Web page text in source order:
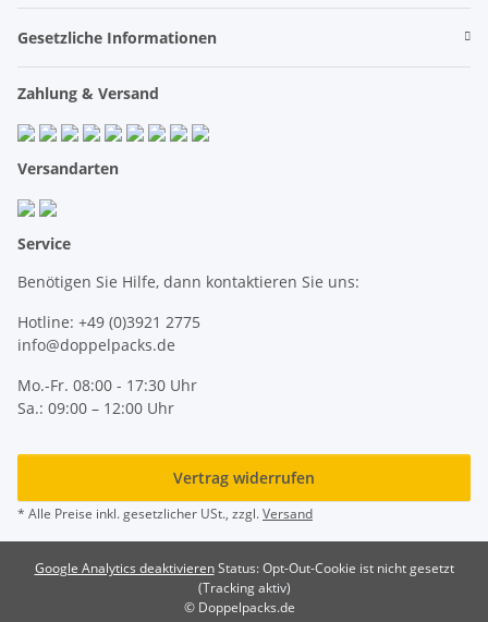
Gesetzliche Informationen
Zahlung & Versand
Versandarten
Service
Benötigen Sie Hilfe, dann kontaktieren Sie uns:
Hotline: +49 (0)3921 2775
info@doppelpacks.de
Mo.-Fr. 08:00 - 17:30 Uhr
Sa.: 09:00 – 12:00 Uhr
Vertrag widerrufen
* Alle Preise inkl. gesetzlicher USt., zzgl.Versand
Google Analytics deaktivieren Status: Opt-Out-Cookie ist nicht gesetzt
(Tracking aktiv)
© Doppelpacks.de